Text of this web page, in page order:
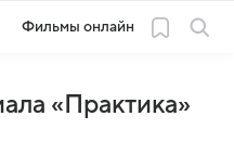
Фильмы онлайн
«Практика»